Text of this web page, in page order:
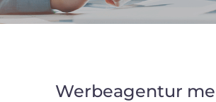
Werbeagentur